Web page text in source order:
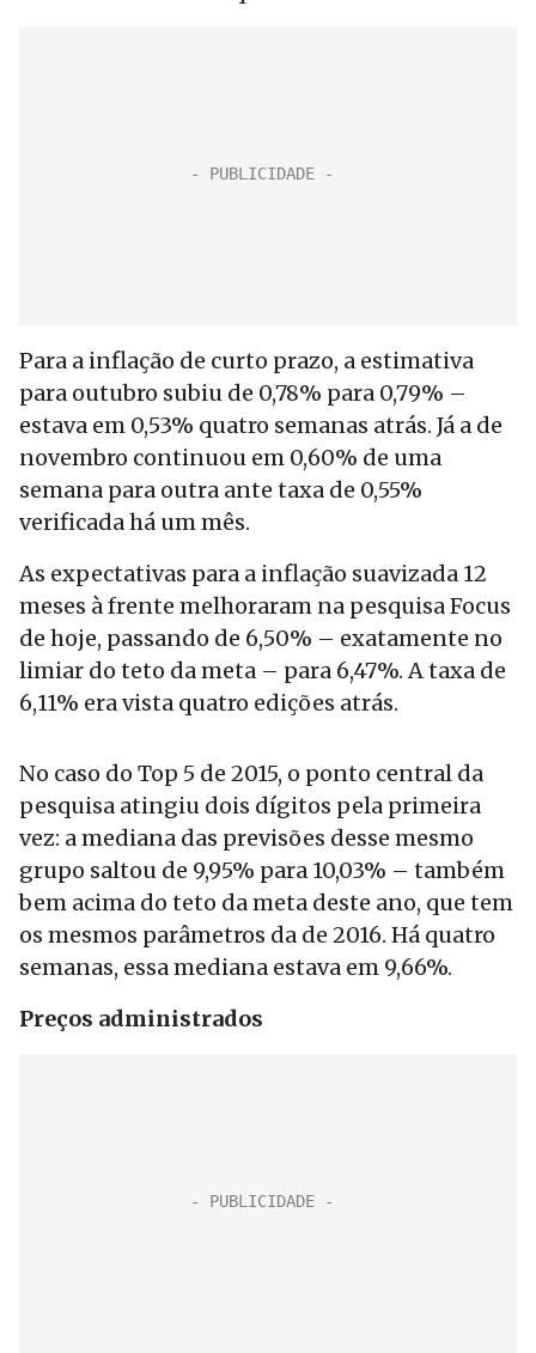
Para a inflação de curto prazo, a estimativa
para outubro subiu de 0,78% para 0,79% –
estava em 0,53% quatro semanas atrás. Já a de
novembro continuou em 0,60% de uma
semana para outra ante taxa de 0,55%
verificada há um mês.
As expectativas para a inflação suavizada 12
meses à frente melhoraram na pesquisa Focus
de hoje, passando de 6,50% – exatamente no
limiar do teto da meta – para 6,47%. A taxa de
6,11% era vista quatro edições atrás.
No caso do Top 5 de 2015, o ponto central da
pesquisa atingiu dois dígitos pela primeira
vez: a mediana das previsões desse mesmo
grupo saltou de 9,95% para 10,03% – também
bem acima do teto da meta deste ano, que tem
os mesmos parâmetros da de 2016. Há quatro
semanas, essa mediana estava em 9,66%.
Preços administrados